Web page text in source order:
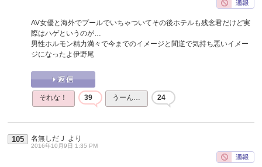
AV女優と海外でプールでいちゃついてその後ホテルも残念君だけど実
際はハゲというのが…
男性ホルモン精力満々で今までのイメージと間逆で気持ち悪いイメー
ジになったよ伊野尾
それな！ 39 うーん… 24
105 名無しだＪ より
2016年10月9日 1:35 PM